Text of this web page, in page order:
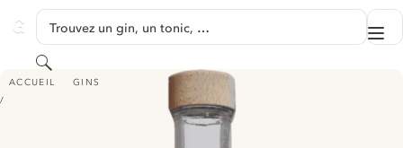
GINVENTORY
Trouvez un gin, un tonic, …
Rechercher
ACCUEIL GINS
SOUTHSTREET PLUM FRUIT REFINED GIN